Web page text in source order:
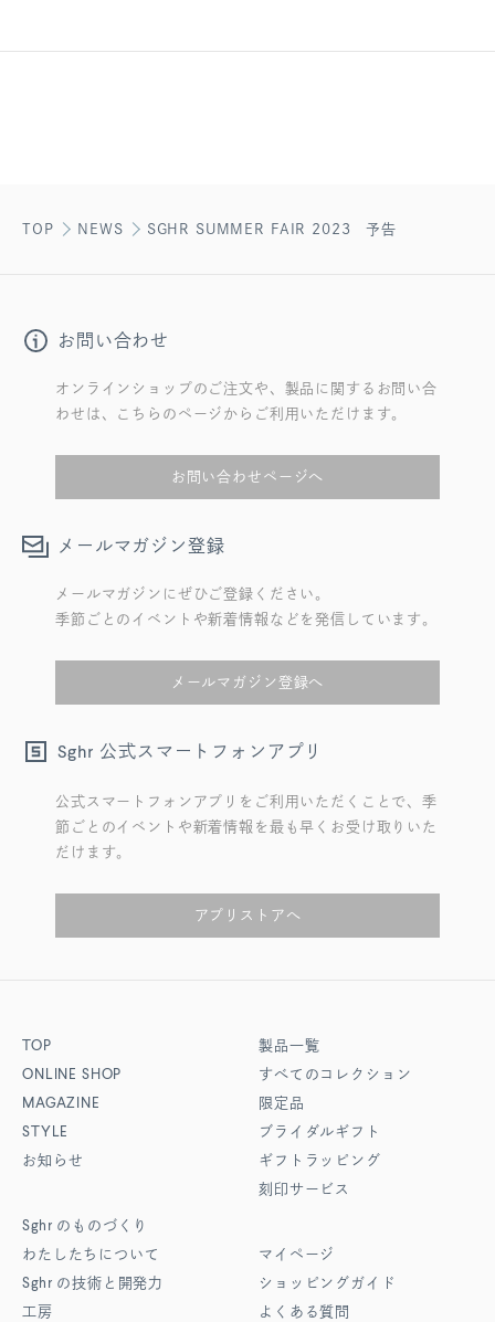
TOP NEWS SGHR SUMMER FAIR 2023 予告
お問い合わせ
オンラインショップのご注文や、製品に関するお問い合
わせは、こちらのページからご利用いただけます。
お問い合わせページへ
メールマガジン登録
メールマガジンにぜひご登録ください。
季節ごとのイベントや新着情報などを発信しています。
メールマガジン登録へ
Sghr 公式スマートフォンアプリ
公式スマートフォンアプリをご利用いただくことで、季
節ごとのイベントや新着情報を最も早くお受け取りいた
だけます。
アプリストアへ
TOP
ONLINE SHOP
MAGAZINE
STYLE
お知らせ
Sghr のものづくり
わたしたちについて
Sghr の技術と開発力
工房
製品一覧
すべてのコレクション
限定品
ブライダルギフト
ギフトラッピング
刻印サービス
マイページ
ショッピングガイド
よくある質問